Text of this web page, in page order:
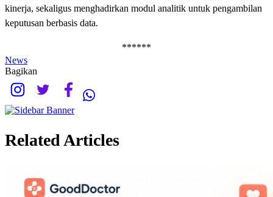
kinerja, sekaligus menghadirkan modul analitik untuk pengambilan
keputusan berbasis data.
******
News
Bagikan
Related Articles